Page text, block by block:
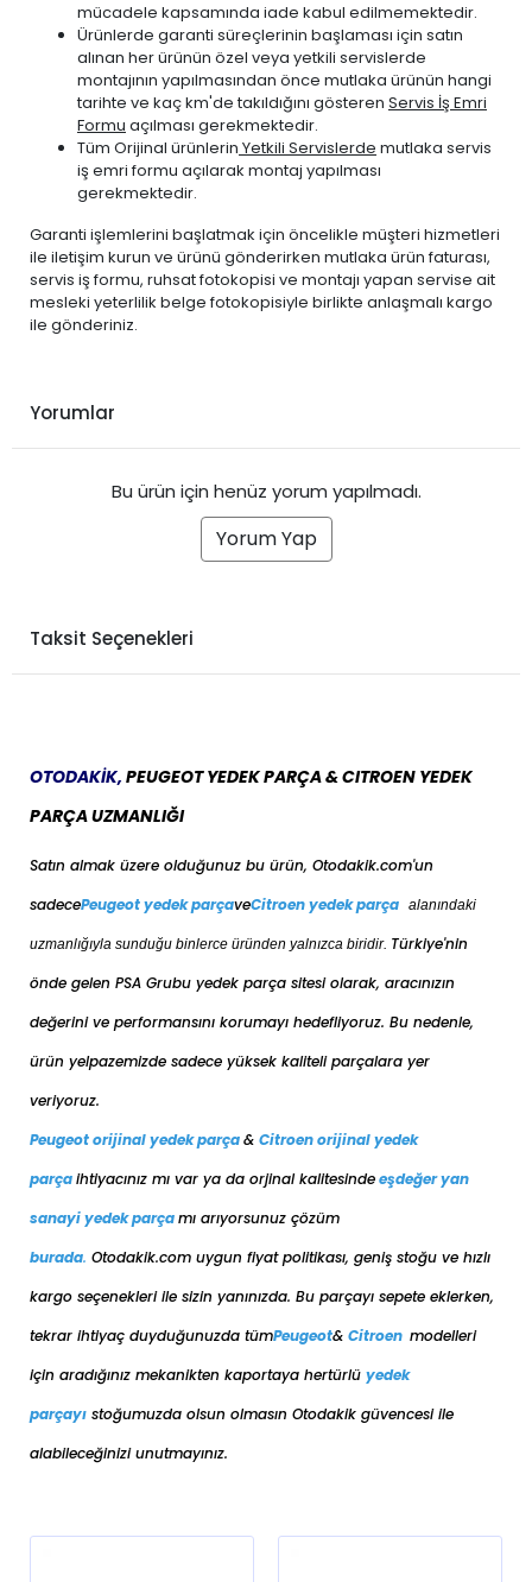
mücadele kapsamında iade kabul edilmemektedir.
Ürünlerde garanti süreçlerinin başlaması için satın
alınan her ürünün özel veya yetkili servislerde
montajının yapılmasından önce mutlaka ürünün hangi
tarihte ve kaç km'de takıldığını gösteren Servis İş Emri
Formu açılması gerekmektedir.
Tüm Orijinal ürünlerin Yetkili Servislerde mutlaka servis
iş emri formu açılarak montaj yapılması
gerekmektedir.
Garanti işlemlerini başlatmak için öncelikle müşteri hizmetleri
ile iletişim kurun ve ürünü gönderirken mutlaka ürün faturası,
servis iş formu, ruhsat fotokopisi ve montajı yapan servise ait
mesleki yeterlilik belge fotokopisiyle birlikte anlaşmalı kargo
ile gönderiniz.
Yorumlar
Bu ürün için henüz yorum yapılmadı.
Yorum Yap
Taksit Seçenekleri
OTODAKİK, PEUGEOT YEDEK PARÇA & CITROEN YEDEK
PARÇA UZMANLIĞI
Satın almak üzere olduğunuz bu ürün, Otodakik.com'un
sadecePeugeot yedek parçaveCitroen yedek parça alanındaki
uzmanlığıyla sunduğu binlerce üründen yalnızca biridir. Türkiye'nin
önde gelen PSA Grubu yedek parça sitesi olarak, aracınızın
değerini ve performansını korumayı hedefliyoruz. Bu nedenle,
ürün yelpazemizde sadece yüksek kaliteli parçalara yer
veriyoruz.
Peugeot orijinal yedek parça& Citroen orijinal yedek
parçaihtiyacınız mı var ya da orjinal kalitesindeeşdeğeryan
sanayi yedek parçamı arıyorsunuz çözüm
burada. Otodakik.com uygun fiyat politikası, geniş stoğu ve hızlı
kargo seçenekleri ile sizin yanınızda. Bu parçayı sepete eklerken,
tekrar ihtiyaç duyduğunuzda tümPeugeot& Citroen modelleri
için aradığınız mekanikten kaportaya hertürlü yedek
parçayı stoğumuzda olsun olmasın Otodakik güvencesi ile
alabileceğinizi unutmayınız.